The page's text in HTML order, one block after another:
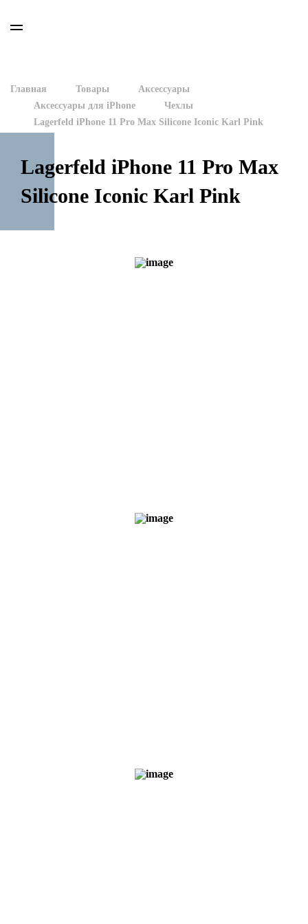
Главная Товары
Аксессуары
Аксессуары для iPhone
Чехлы
Lagerfeld iPhone 11 Pro Max Silicone Iconic Karl Pink
Lagerfeld iPhone 11 Pro Max
Silicone Iconic Karl Pink